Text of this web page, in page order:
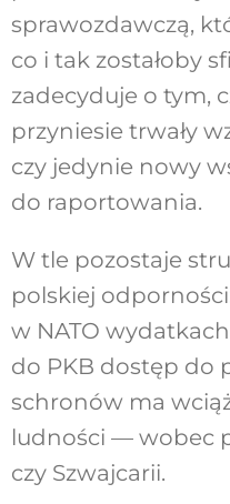
sprawozdawczą,
co i tak zostałoby
zadecyduje o tym,
przyniesie trwały
czy jedynie nowy
do raportowania.
W tle pozostaje
polskiej
w NATO
do PKB dostęp do
schronów ma
ludności — wobec
czy Szwajcarii.